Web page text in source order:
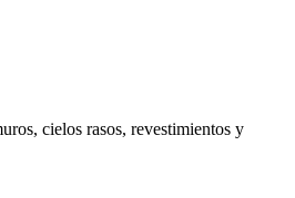
cielos rasos, revestimientos y